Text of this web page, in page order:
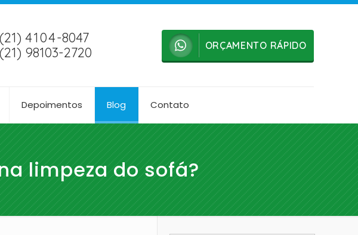
4104-8047
(21) 98103-2720
ORÇAMENTO RÁPIDO
Depoimentos Blog Contato
limpeza do sofá?